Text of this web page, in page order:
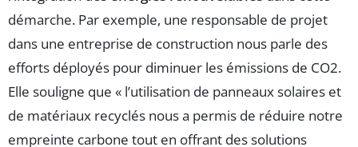
démarche. Par exemple, une responsable de projet
dans une entreprise de construction nous parle des
efforts déployés pour diminuer les émissions de CO2.
Elle souligne que « l’utilisation de panneaux solaires et
de matériaux recyclés nous a permis de réduire notre
empreinte carbone tout en offrant des solutions